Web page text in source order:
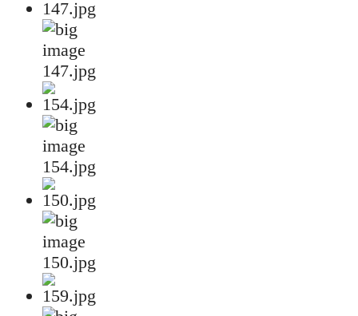
147.jpg
154.jpg
150.jpg